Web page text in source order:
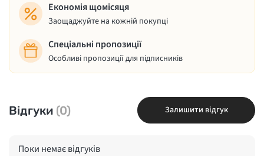
Економія щомісяця
Заощаджуйте на кожній покупці
Спеціальні пропозиції
Особливі пропозиції для підписників
Відгуки (0) Залишити відгук
Поки немає відгуків